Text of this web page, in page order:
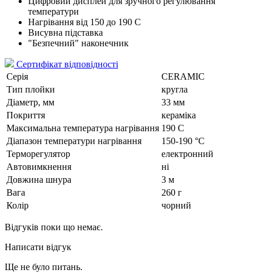
температури
Нагрівання від 150 до 190 С
Висувна підставка
"Безпечний" наконечник
Сертифікат відповідності
Серія
CERAMIC
Тип плойки
кругла
Діаметр, мм
33 мм
Покриття
кераміка
Максимальна температура нагрівання 190 C
Діапазон температури нагрівання
150-190 °C
Терморегулятор
електронний
Автовимкнення
ні
Довжина шнура
3 м
Вага
260 г
Колір
чорний
Відгуків поки що немає.
Написати відгук
Ще не було питань.